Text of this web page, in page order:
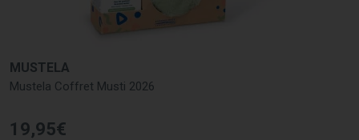
MUSTELA
Mustela Coffret Musti 2026
19,95€